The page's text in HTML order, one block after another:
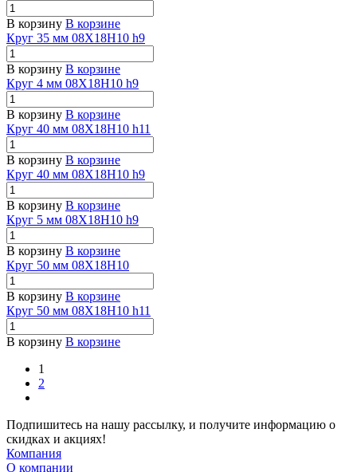
В корзину В корзине
Круг 35 мм 08Х18Н10 h9
В корзину В корзине
Круг 4 мм 08Х18Н10 h9
В корзину В корзине
Круг 40 мм 08Х18Н10 h11
В корзину В корзине
Круг 40 мм 08Х18Н10 h9
В корзину В корзине
Круг 5 мм 08Х18Н10 h9
В корзину В корзине
Круг 50 мм 08Х18Н10
В корзину В корзине
Круг 50 мм 08Х18Н10 h11
В корзину В корзине
1
2
Подпишитесь на нашу рассылку, и получите информацию о
скидках и акциях!
Компания
О компании